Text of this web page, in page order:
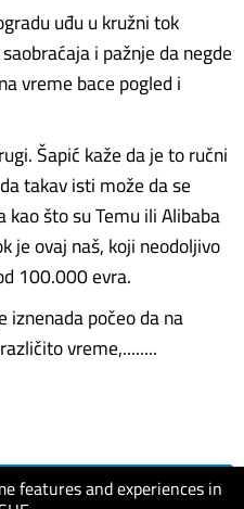
features and experiences in
uđu u kružni tok
i pažnje da negde
vreme bace pogled i
Šapić kaže da je to ručni
takav isti može da se
što su Temu ili Alibaba
je ovaj naš, koji neodoljivo
100.000 evra.
iznenada počeo da na
vreme,........